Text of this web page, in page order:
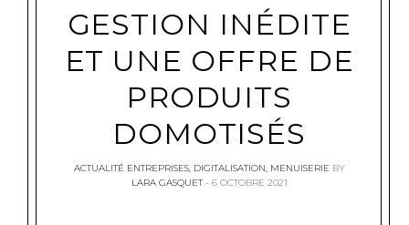
GESTION INÉDITE
ET UNE OFFRE DE
PRODUITS
DOMOTISÉS
ACTUALITÉ ENTREPRISES, DIGITALISATION, MENUISERIE BY
LARA GASQUET
6 OCTOBRE 2021